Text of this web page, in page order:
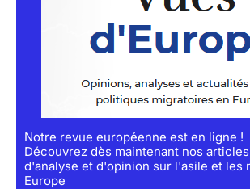
Notre revue européenne est en ligne !
Découvrez dès maintenant nos
d'analyse et d'opinion sur l'asile et les
Europe